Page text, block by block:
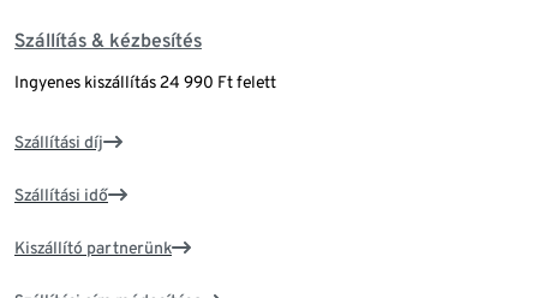
Szállítás & kézbesítés
Ingyenes kiszállítás 24 990 Ft felett
Szállítási díj
Szállítási idő
Kiszállító partnerünk